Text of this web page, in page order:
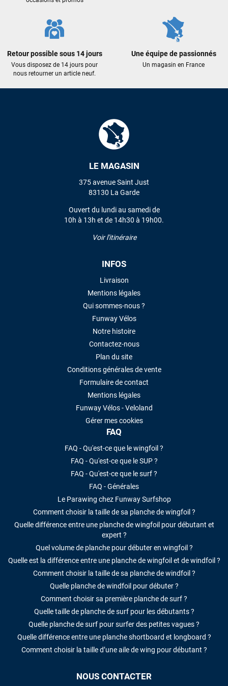
Retour possible sous 14 jours
Vous disposez de 14 jours pour
nous retourner un article neuf.
Une équipe de passionnés
Un magasin en France
LE MAGASIN
375 avenue Saint Just
83130 La Garde
Ouvert du lundi au samedi de
10h à 13h et de 14h30 à 19h00.
Voir l'itinéraire
INFOS
Livraison
Mentions légales
Qui sommes-nous ?
Funway Vélos
Notre histoire
Contactez-nous
Plan du site
Conditions générales de vente
Formulaire de contact
Mentions légales
Funway Vélos - Veloland
Gérer mes cookies
FAQ
FAQ - Qu'est-ce que le wingfoil ?
FAQ - Qu'est-ce que le SUP ?
FAQ - Qu'est-ce que le surf ?
FAQ - Générales
Le Parawing chez Funway Surfshop
Comment choisir la taille de sa planche de wingfoil ?
Quelle différence entre une planche de wingfoil pour débutant et
expert ?
Quel volume de planche pour débuter en wingfoil ?
Quelle est la différence entre une planche de wingfoil et de windfoil ?
Comment choisir la taille de sa planche de windfoil ?
Quelle planche de windfoil pour débuter ?
Comment choisir sa première planche de surf ?
Quelle taille de planche de surf pour les débutants ?
Quelle planche de surf pour surfer des petites vagues ?
Quelle différence entre une planche shortboard et longboard ?
Comment choisir la taille d’une aile de wing pour débutant ?
NOUS CONTACTER
Maronui RICHMOND
il y a 3 mois
J'ai acheté une voile d'occasion depuis Tahiti. Super service.
L'envoi a été rapide. La voile est arrivée en super état.
Mauruuru roa.
LAISSER UN AVIS